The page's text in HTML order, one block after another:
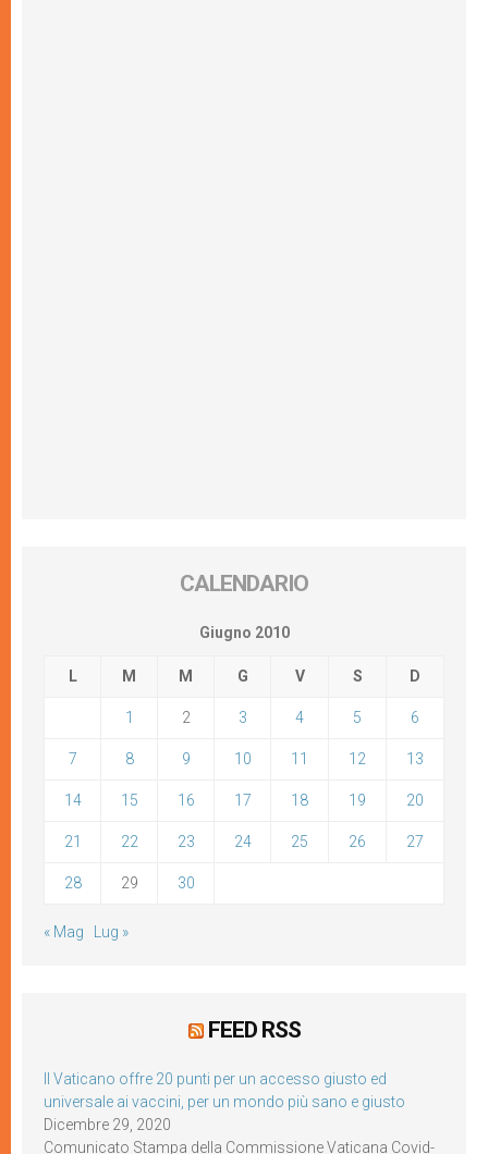
CALENDARIO
Giugno 2010
L M M G V S D
1 2 3 4 5 6
7 8 9 10 11 12 13
14 15 16 17 18 19 20
21 22 23 24 25 26 27
28 29 30
« Mag Lug »
FEED RSS
Il Vaticano offre 20 punti per un accesso giusto ed
universale ai vaccini, per un mondo più sano e giusto
Dicembre 29, 2020
Comunicato Stampa della Commissione Vaticana Covid-